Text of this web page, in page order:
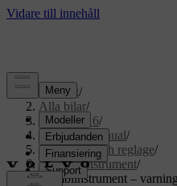
Support/
Alla bilar/
XC70 2016/
Användarmanual/
Instrument och reglage/
Kombiinstrument/
Kombiinstrument –